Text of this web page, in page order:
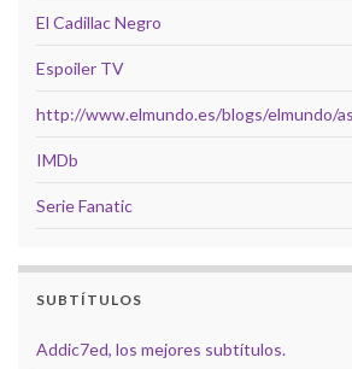
El Cadillac Negro
Espoiler TV
http://www.elmundo.es/blogs/elmundo/
IMDb
Serie Fanatic
SUBTÍTULOS
Addic7ed, los mejores subtítulos.